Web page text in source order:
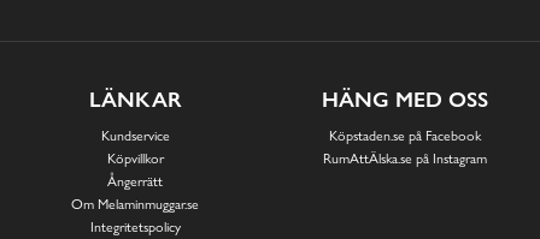
LÄNKAR
Kundservice
Köpvillkor
Ångerrätt
Om Melaminmuggar.se
Integritetspolicy
HÄNG MED OSS
Köpstaden.se på Facebook
RumAttÄlska.se på Instagram